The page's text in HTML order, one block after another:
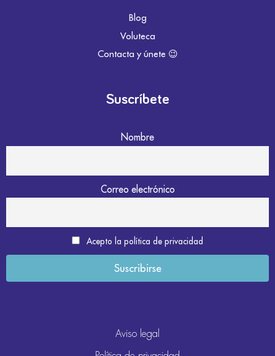
Blog
Voluteca
Contacta y únete 😉
Suscríbete
Nombre
Correo electrónico
Acepto la política de privacidad
Aviso legal